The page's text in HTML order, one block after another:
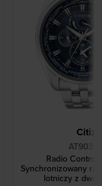
Radio
Synchronizowany
lotniczy z